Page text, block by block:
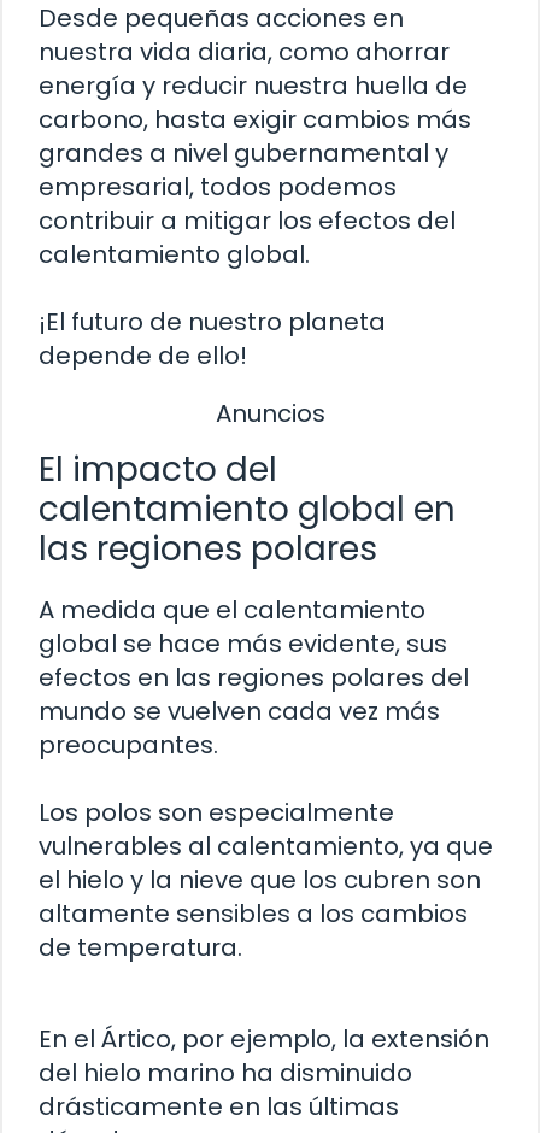
Desde pequeñas acciones en
nuestra vida diaria, como ahorrar
energía y reducir nuestra huella de
carbono, hasta exigir cambios más
grandes a nivel gubernamental y
empresarial, todos podemos
contribuir a mitigar los efectos del
calentamiento global.
¡El futuro de nuestro planeta
depende de ello!
Anuncios
El impacto del
calentamiento global en
las regiones polares
A medida que el calentamiento
global se hace más evidente, sus
efectos en las regiones polares del
mundo se vuelven cada vez más
preocupantes.
Los polos son especialmente
vulnerables al calentamiento, ya que
el hielo y la nieve que los cubren son
altamente sensibles a los cambios
de temperatura.
En el Ártico, por ejemplo, la extensión
del hielo marino ha disminuido
drásticamente en las últimas